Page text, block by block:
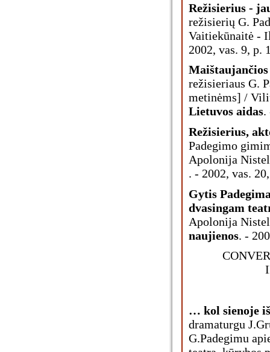
Režisierius -
režisierių G.
Vaitiekūnaitė -
2002, vas. 9, p.
režisieriaus G.
metinėms] /
Lietuvos aidas.
Režisierius,
Padegimo
Apolonija
. - 2002, vas.
Gytis
dvasingam
Apolonija
naujienos. -
… kol sienoje
dramaturgu
G.Padegimu